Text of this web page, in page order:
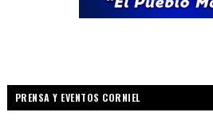
PRENSA Y EVENTOS CORNIEL